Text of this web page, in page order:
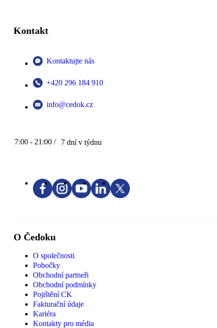
Kontakt
Kontaktujte nás
+420 296 184 910
info@cedok.cz
7:00 - 21:00 / 7 dní v týdnu
O Čedoku
O společnosti
Pobočky
Obchodní partneři
Obchodní podmínky
Pojištění CK
Fakturační údaje
Kariéra
Kontakty pro média